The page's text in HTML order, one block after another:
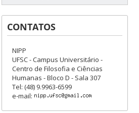
CONTATOS
NIPP
UFSC - Campus Universitário -
Centro de Filosofia e Ciências
Humanas - Bloco D - Sala 307
Tel: (48) 9.9963-6599
e-mail: